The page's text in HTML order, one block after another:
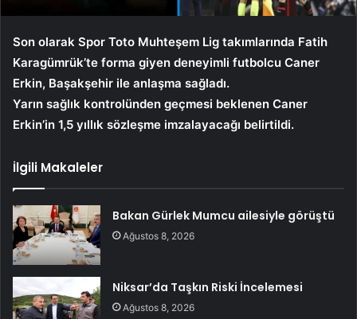
Son olarak Spor Toto Muhteşem Lig takımlarında Fatih
Karagümrük’te forma giyen deneyimli futbolcu Caner
Erkin, Başakşehir ile anlaşma sağladı.
Yarın sağlık kontrolünden geçmesi beklenen Caner
Erkin’in 1,5 yıllık sözleşme imzalayacağı belirtildi.
İlgili Makaleler
Bakan Gürlek Mumcu ailesiyle görüştü
Ağustos 8, 2026
Niksar’da Taşkın Riski İncelemesi
Ağustos 8, 2026